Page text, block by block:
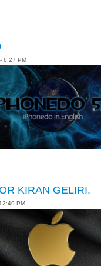
6:27 PM
KIRAN GELIRI.
PM